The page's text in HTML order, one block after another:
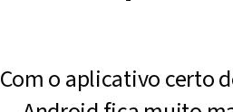
Com o aplicativo certo